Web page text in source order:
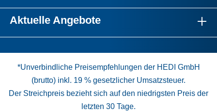
Aktuelle Angebote
*Unverbindliche Preisempfehlungen der HEDI GmbH
(brutto) inkl. 19 % gesetzlicher Umsatzsteuer.
Der Streichpreis bezieht sich auf den niedrigsten Preis der
letzten 30 Tage.